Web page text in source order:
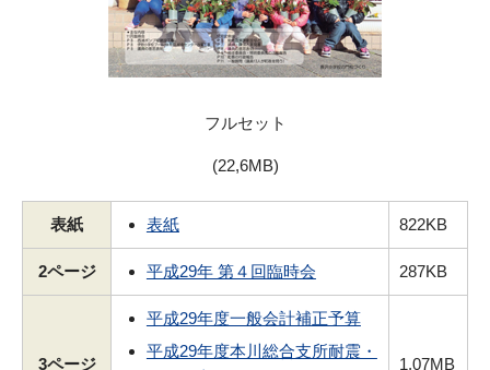
フルセット
(22,6MB)
表紙 表紙 822KB
2ページ 平成29年 第４回臨時会 287KB
3ページ
平成29年度一般会計補正予算
平成29年度本川総合支所耐震・
1,07MB